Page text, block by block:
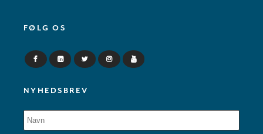
FØLG OS
NYHEDSBREV